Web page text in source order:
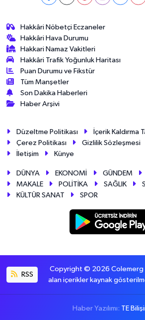
Hakkâri Nöbetçi Eczaneler
Hakkâri Hava Durumu
Hakkari Namaz Vakitleri
Hakkâri Trafik Yoğunluk Haritası
Puan Durumu ve Fikstür
Tüm Manşetler
Son Dakika Haberleri
Haber Arşivi
Düzeltme Politikası
İçerik Kaldırma
Çerez Politikası
Gizlilik Sözleşmesi
İletişim
Künye
DÜNYA EKONOMİ GÜNDEM
MAKALE
POLİTİKA SAĞLIK
KÜLTÜR SANAT
SPOR
RSS
Copyright © 2026 Colemerg
alan içerikler kaynak
Haber Yazılımı: TE